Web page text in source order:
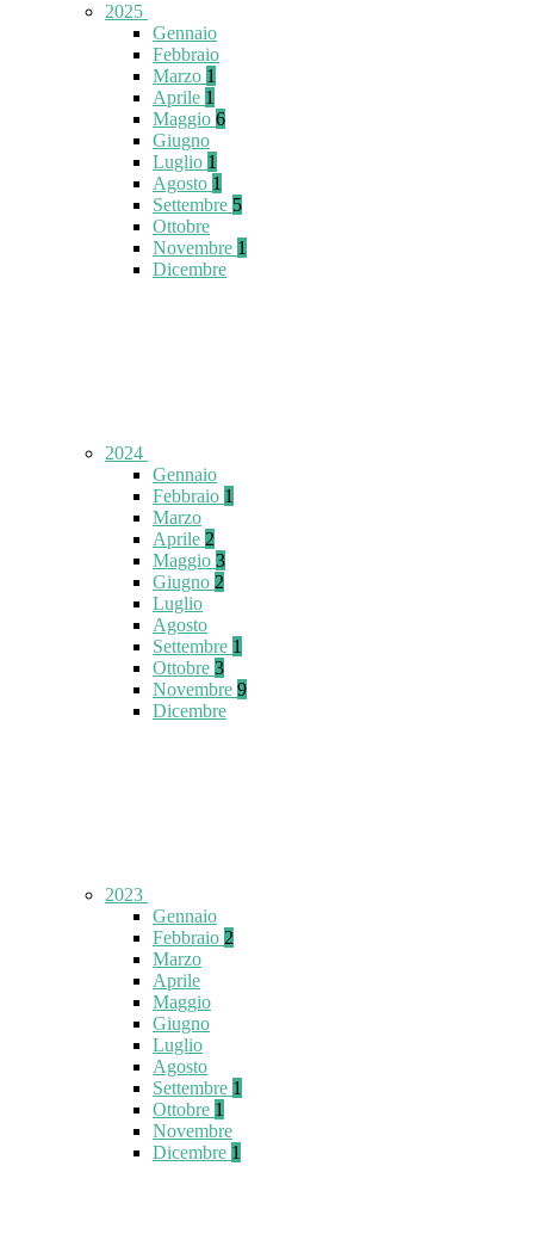
2025
Gennaio
Febbraio
Marzo 1
Aprile 1
Maggio 6
Giugno
Luglio 1
Agosto 1
Settembre 5
Ottobre
Novembre 1
Dicembre
2024
Gennaio
Febbraio 1
Marzo
Aprile 2
Maggio 3
Giugno 2
Luglio
Agosto
Settembre 1
Ottobre 3
Novembre 9
Dicembre
2023
Gennaio
Febbraio 2
Marzo
Aprile
Maggio
Giugno
Luglio
Agosto
Settembre 1
Ottobre 1
Novembre
Dicembre 1